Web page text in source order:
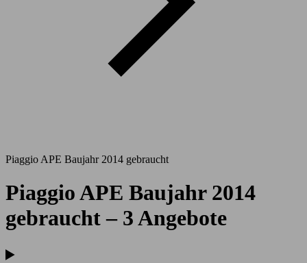
Piaggio APE Baujahr 2014 gebraucht
Piaggio APE Baujahr 2014
gebraucht – 3 Angebote